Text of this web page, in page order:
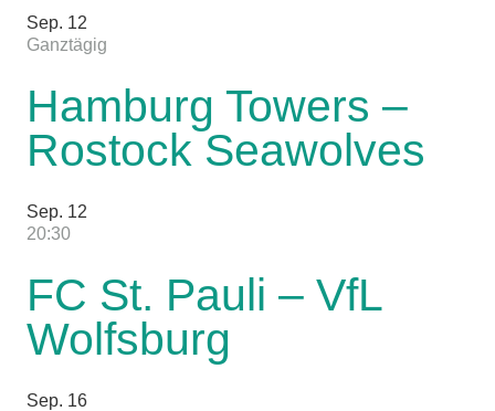
Sep. 12
Ganztägig
Hamburg Towers –
Rostock Seawolves
Sep. 12
20:30
FC St. Pauli – VfL
Wolfsburg
Sep. 16